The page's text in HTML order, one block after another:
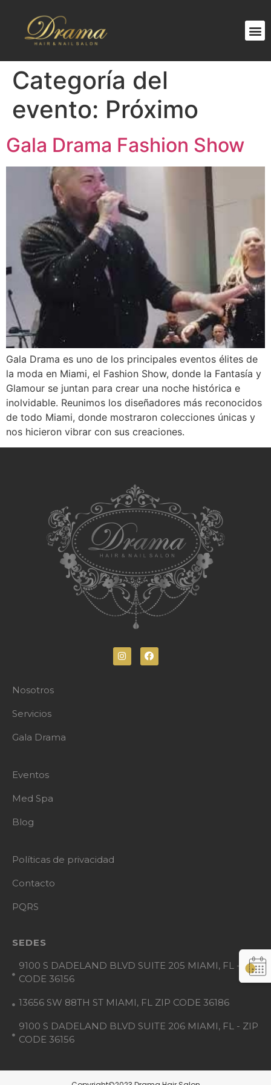
Categoría del
evento: Próximo
Gala Drama Fashion Show
Gala Drama es uno de los principales eventos élites de
la moda en Miami, el Fashion Show, donde la Fantasía y
Glamour se juntan para crear una noche histórica e
inolvidable. Reunimos los diseñadores más reconocidos
de todo Miami, donde mostraron colecciones únicas y
nos hicieron vibrar con sus creaciones.
Nosotros
Servicios
Gala Drama
Eventos
Med Spa
Blog
Políticas de privacidad
Contacto
PQRS
SEDES
9100 S DADELAND BLVD SUITE 205 MIAMI, FL - ZIP
CODE 36156
13656 SW 88TH ST MIAMI, FL ZIP CODE 36186
9100 S DADELAND BLVD SUITE 206 MIAMI, FL - ZIP
CODE 36156